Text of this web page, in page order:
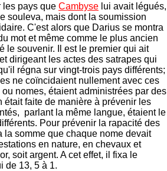
les pays que Cambyse lui avait légués,
souleva, mais dont la soumission
C'est alors que Darius se montra
mot et même comme le plus ancien
le souvenir. Il est le premier qui ait
dirigeant les actes des satrapes qui
régna sur vingt-trois pays différents;
ne coïncidaient nullement avec ces
nomes, étaient administrées par des
faite de manière à prévenir les
parlant la même langue, étaient le
Pour prévenir la rapacité des
somme que chaque nome devait
en nature, en chevaux et
soit argent. A cet effet, il fixa le
de 13, 5 à 1.